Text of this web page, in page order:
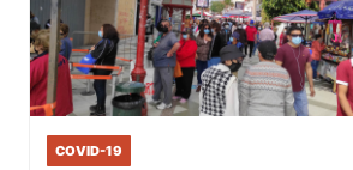
COVID-19